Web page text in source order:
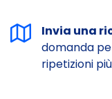
Invia una
domanda
ripetizioni